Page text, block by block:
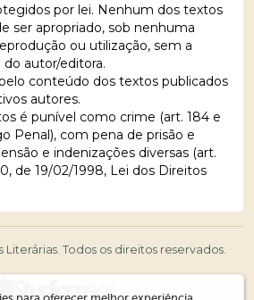
por lei. Nenhum dos textos
ser apropriado, sob nenhuma
ou utilização, sem a
do autor/editora.
conteúdo dos textos publicados
autores.
é punível como crime (art. 184 e
Penal), com pena de prisão e
e indenizações diversas (art.
de 19/02/1998, Lei dos Direitos
Todos os direitos reservados.